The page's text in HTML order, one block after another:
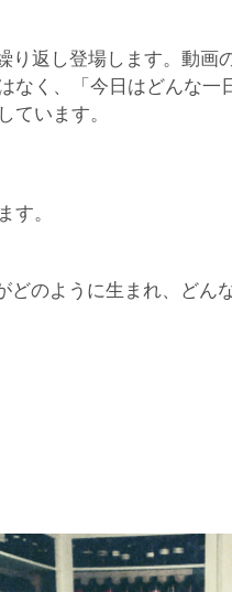
り返し登場します。動
なく、「今日はどんな一
ています。
す。
のように生まれ、どん